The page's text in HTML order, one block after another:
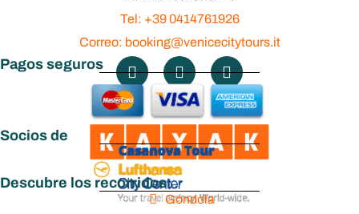
Tel: +39 0414761926
Correo: booking@venicecitytours.it
Pagos seguros
Socios de
Descubre los recorridos
Góndola